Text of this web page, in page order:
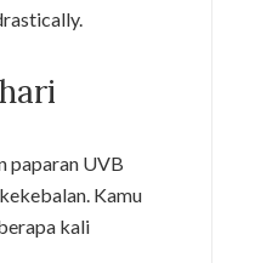
paparan UVB
Kamu
kali